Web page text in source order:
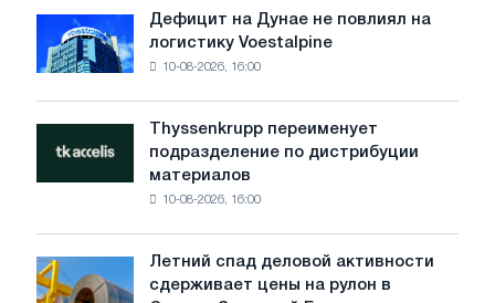
Дефицит
на
Дунае
Voestalpine
Дефицит на Дунае не повлиял на
логистику Voestalpine
10-08-2026, 16:00
переименует
подразделение
Thyssenkrupp переименует
подразделение по дистрибуции
материалов
10-08-2026, 16:00
Летний
спад
Летний спад деловой активности
сдерживает цены на рулон в